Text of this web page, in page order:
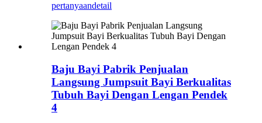
pertanyaandetail
Baju Bayi Pabrik Penjualan
Langsung Jumpsuit Bayi Berkualitas
Tubuh Bayi Dengan Lengan Pendek
4